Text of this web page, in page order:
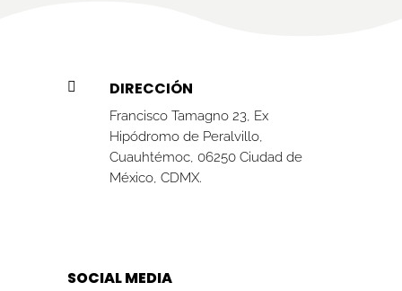
 DIRECCIÓN
Francisco Tamagno 23, Ex
Hipódromo de Peralvillo,
Cuauhtémoc, 06250 Ciudad de
México, CDMX.
SOCIAL MEDIA